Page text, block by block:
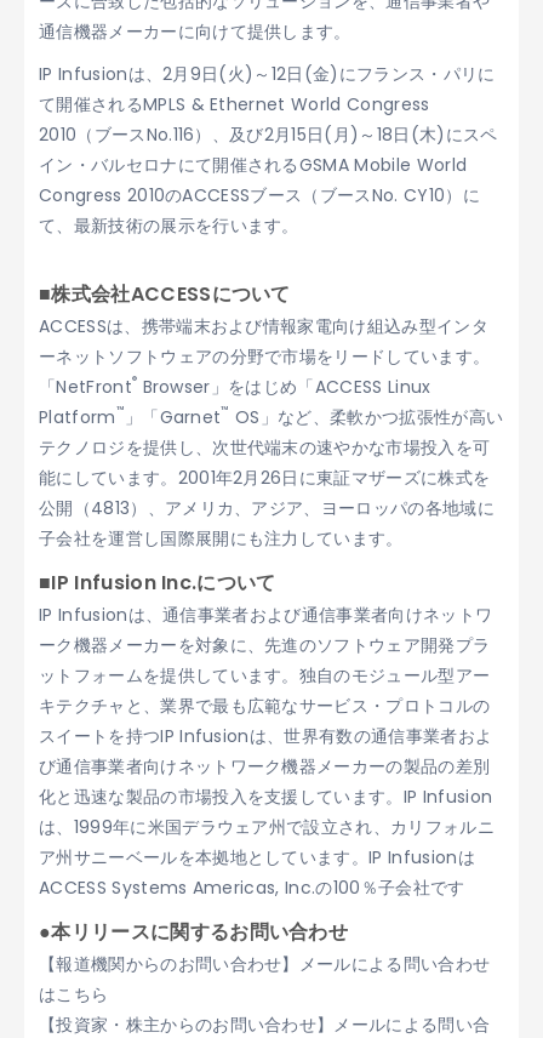
通信機器メーカーに向けて提供します。
IP Infusionは、2月9日(火)～12日(金)にフランス・パリに
て開催されるMPLS & Ethernet World Congress
2010（ブースNo.116）、及び2月15日(月)～18日(木)にスペ
イン・バルセロナにて開催されるGSMA Mobile World
Congress 2010のACCESSブース（ブースNo. CY10）に
て、最新技術の展示を行います。
■株式会社ACCESSについて
ACCESSは、携帯端末および情報家電向け組込み型インタ
ーネットソフトウェアの分野で市場をリードしています。
「NetFront® Browser」をはじめ「ACCESS Linux
Platform™ 」「Garnet™ OS」など、柔軟かつ拡張性が高い
テクノロジを提供し、次世代端末の速やかな市場投入を可
能にしています。2001年2月26日に東証マザーズに株式を
公開（4813）、アメリカ、アジア、ヨーロッパの各地域に
子会社を運営し国際展開にも注力しています。
■IP Infusion Inc.について
IP Infusionは、通信事業者および通信事業者向けネットワ
ーク機器メーカーを対象に、先進のソフトウェア開発プラ
ットフォームを提供しています。独自のモジュール型アー
キテクチャと、業界で最も広範なサービス・プロトコルの
スイートを持つIP Infusionは、世界有数の通信事業者およ
び通信事業者向けネットワーク機器メーカーの製品の差別
化と迅速な製品の市場投入を支援しています。IP Infusion
は、1999年に米国デラウェア州で設立され、カリフォルニ
ア州サニーベールを本拠地としています。IP Infusionは
ACCESS Systems Americas, Inc.の100％子会社です
●本リリースに関するお問い合わせ
【報道機関からのお問い合わせ】メールによる問い合わせ
はこちら
【投資家・株主からのお問い合わせ】メールによる問い合